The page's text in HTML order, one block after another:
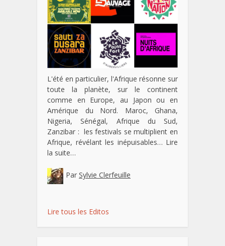
L'été en particulier, l'Afrique résonne sur
toute la planète, sur le continent
comme en Europe, au Japon ou en
Amérique du Nord. Maroc, Ghana,
Nigeria, Sénégal, Afrique du Sud,
Zanzibar : les festivals se multiplient en
Afrique, révélant les inépuisables… Lire
la suite…
Par Sylvie Clerfeuille
Lire tous les Editos